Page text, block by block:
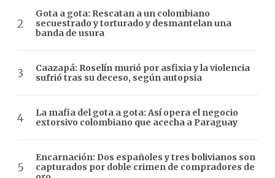
Gota a gota: Rescatan a un colombiano
secuestrado y torturado y desmantelan una
banda de usura
Caazapá: Roselín murió por asfixia y la violencia
sufrió tras su deceso, según autopsia
La mafia del gota a gota: Así opera el negocio
extorsivo colombiano que acecha a Paraguay
Encarnación: Dos españoles y tres bolivianos son
capturados por doble crimen de compradores de